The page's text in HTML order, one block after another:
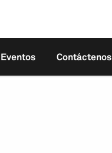
Eventos Contáctenos